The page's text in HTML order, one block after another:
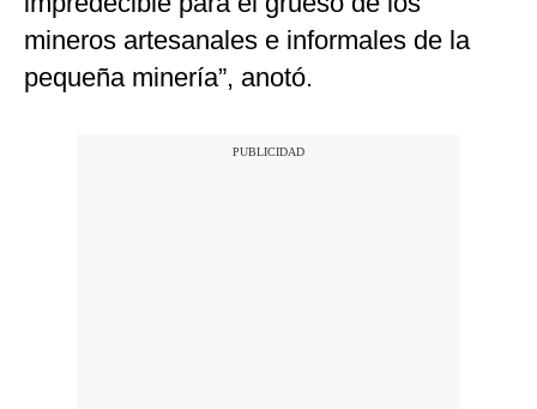
mineros artesanales e informales de la
pequeña minería”, anotó.